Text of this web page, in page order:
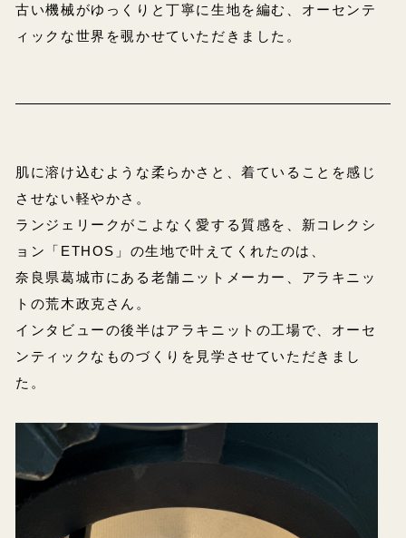
古い機械がゆっくりと丁寧に生地を編む、オーセンテ
ィックな世界を覗かせていただきました。
肌に溶け込むような柔らかさと、着ていることを感じ
させない軽やかさ。
ランジェリークがこよなく愛する質感を、新コレクシ
ョン「ETHOS」の生地で叶えてくれたのは、
奈良県葛城市にある老舗ニットメーカー、アラキニッ
トの荒木政克さん。
インタビューの後半はアラキニットの工場で、オーセ
ンティックなものづくりを見学させていただきまし
た。